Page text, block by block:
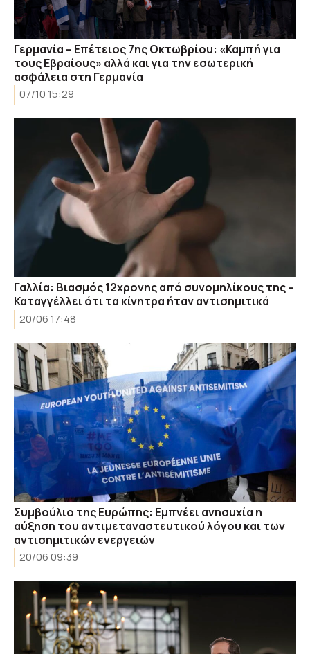
Γερμανία – Επέτειος 7ης Οκτωβρίου: «Καμπή για
τους Εβραίους» αλλά και για την εσωτερική
ασφάλεια στη Γερμανία
07/10 15:29
Γαλλία: Βιασμός 12χρονης από συνομηλίκους της –
Καταγγέλλει ότι τα κίνητρα ήταν αντισημιτικά
20/06 17:48
Συμβούλιο της Ευρώπης: Εμπνέει ανησυχία η
αύξηση του αντιμεταναστευτικού λόγου και των
αντισημιτικών ενεργειών
20/06 09:39